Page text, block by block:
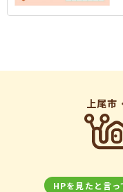
上尾市
HPを見たと言